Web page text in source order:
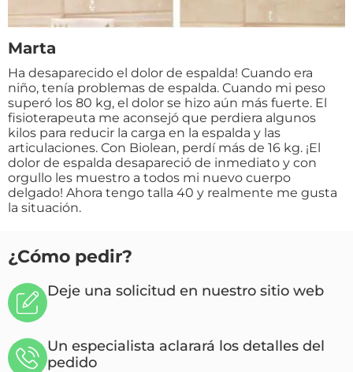
Marta
Ha desaparecido el dolor de espalda! Cuando era
niño, tenía problemas de espalda. Cuando mi peso
superó los 80 kg, el dolor se hizo aún más fuerte. El
fisioterapeuta me aconsejó que perdiera algunos
kilos para reducir la carga en la espalda y las
articulaciones. Con Biolean, perdí más de 16 kg. ¡El
dolor de espalda desapareció de inmediato y con
orgullo les muestro a todos mi nuevo cuerpo
delgado! Ahora tengo talla 40 y realmente me gusta
la situación.
¿Cómo pedir?
Deje una solicitud en nuestro sitio web
Un especialista aclarará los detalles del
pedido